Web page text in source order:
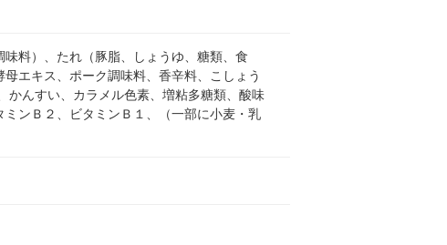
料）、たれ（豚脂、しょうゆ、糖類、食
エキス、ポーク調味料、香辛料、こしょう
かんすい、カラメル色素、増粘多糖類、酸味
ンＢ２、ビタミンＢ１、（一部に小麦・乳